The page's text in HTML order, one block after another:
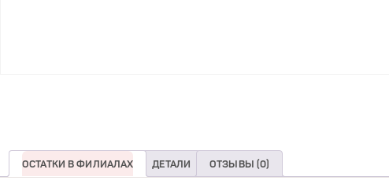
ОСТАТКИ В ФИЛИАЛАХ ДЕТАЛИ ОТЗЫВЫ (0)